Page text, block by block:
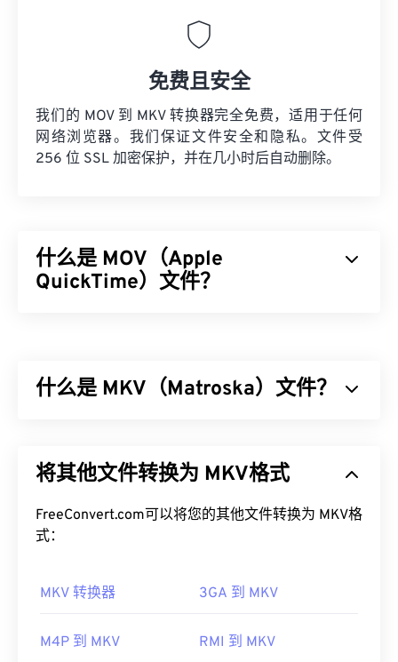
免费且安全
我们的 MOV 到 MKV 转换器完全免费，适用于任何
网络浏览器。我们保证文件安全和隐私。文件受
256 位 SSL 加密保护，并在几小时后自动删除。
什么是 MOV（Apple
QuickTime）文件？
将数据存储在电影“ 原子”和“轨道”中，从而可以对文
MOV 文件的版本为 2.0 或更早版本，则可以使用
Windows Media Player
台，包括移动设备。
们是 AutoCAD AutoFlix 和 ROSE Online。这两种文
什么是 MKV（Matroska）文件？
件。由于它是开源的，用户可以使用开源软件
对其进
是一种著名的俄罗斯手工艺品，由一组尺寸逐渐减小
的木制娃娃相互嵌套而成。
如何打开 MKV 文件？
该播放器兼容所有操作系统和平台。这一点很重要，
将其他文件转换为 MKV格式
FreeConvert.com可以将您的其他文件转换为 MKV格
式：
MKV 转换器 3GA 到 MKV
M4P 到 MKV RMI 到 MKV